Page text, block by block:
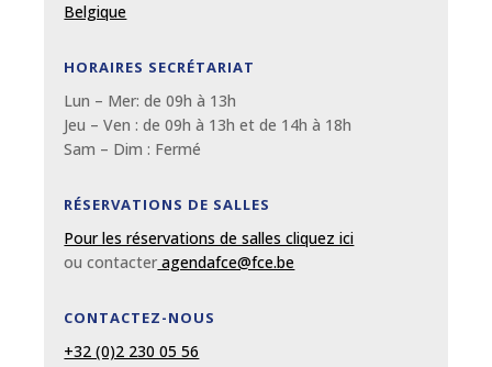
Belgique
HORAIRES SECRÉTARIAT
Lun – Mer: de 09h à 13h
Jeu – Ven : de 09h à 13h et de 14h à 18h
Sam – Dim : Fermé
RÉSERVATIONS DE SALLES
Pour les réservations de salles cliquez ici
ou contacter agendafce@fce.be
CONTACTEZ-NOUS
+32 (0)2 230 05 56